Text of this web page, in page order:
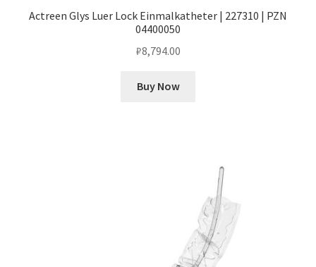
Actreen Glys Luer Lock Einmalkatheter | 227310 | PZN
04400050
₽8,794.00
Buy Now